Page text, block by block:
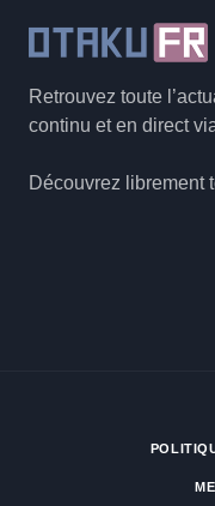
Retrouvez toute
continu et en direct
Découvrez librement